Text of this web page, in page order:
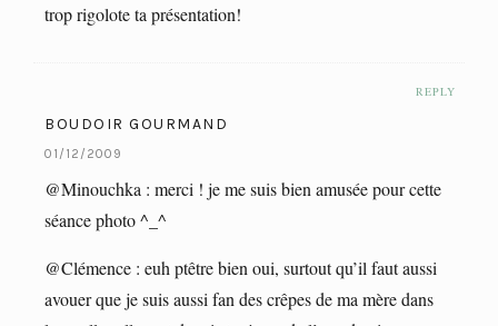
trop rigolote ta présentation!
REPLY
BOUDOIR GOURMAND
01/12/2009
@Minouchka : merci ! je me suis bien amusée pour cette
séance photo ^_^
@Clémence : euh ptêtre bien oui, surtout qu’il faut aussi
avouer que je suis aussi fan des crêpes de ma mère dans